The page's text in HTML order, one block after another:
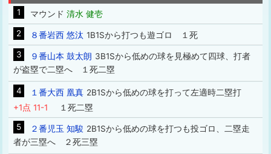
1
マウンド 清水 健壱
2
８番岩西 悠汰 1B1Sから打つも遊ゴロ １死
3
９番山本 鼓太朗 3B1Sから低めの球を見極めて四球、打者
が盗塁で二塁へ １死二塁
4 １番大西 凰真 2B1Sから低めの球を打って左適時二塁打
+1点 11-1
１死二塁
5
２番児玉 知駿 2B1Sから低めの球を打つも投ゴロ、二塁走
者が三塁へ ２死三塁